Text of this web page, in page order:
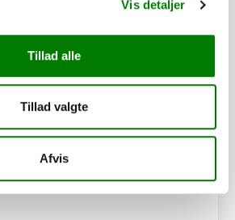
Vis detaljer
Tillad alle
Tillad valgte
Afvis